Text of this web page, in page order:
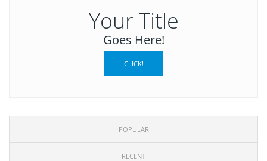
Your Title
Goes Here!
CLICK!
POPULAR
RECENT